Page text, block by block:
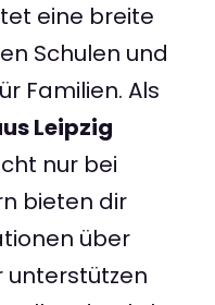
eine breite
Schulen und
Familien. Als
Leipzig
nur bei
bieten dir
über
unterstützen